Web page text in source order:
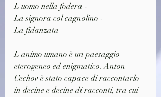
L'uomo nella fodera -
La signora col cagnolino -
La fidanzata
L'animo umano è un paesaggio
eterogeneo ed enigmatico. Anton
Cechov è stato capace di raccontarlo
in decine e decine di racconti, tra cui